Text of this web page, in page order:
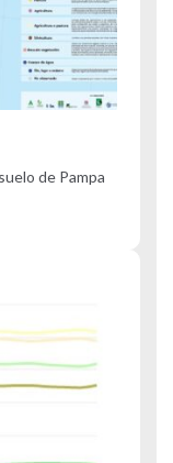
de Pampa